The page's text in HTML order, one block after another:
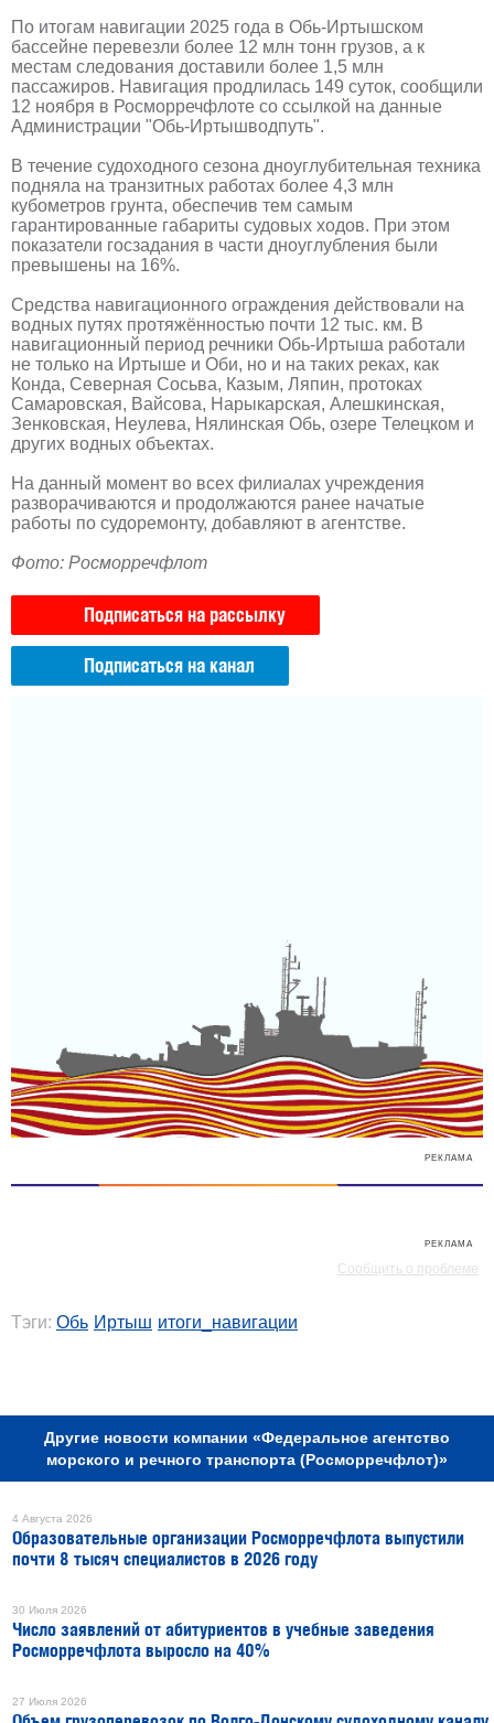
По итогам навигации 2025 года в Обь-Иртышском
бассейне перевезли более 12 млн тонн грузов, а к
местам следования доставили более 1,5 млн
пассажиров. Навигация продлилась 149 суток, сообщили
12 ноября в Росморречфлоте со ссылкой на данные
Администрации "Обь-Иртышводпуть".
В течение судоходного сезона дноуглубительная техника
подняла на транзитных работах более 4,3 млн
кубометров грунта, обеспечив тем самым
гарантированные габариты судовых ходов. При этом
показатели госзадания в части дноуглубления были
превышены на 16%.
Средства навигационного ограждения действовали на
водных путях протяжённостью почти 12 тыс. км. В
навигационный период речники Обь-Иртыша работали
не только на Иртыше и Оби, но и на таких реках, как
Конда, Северная Сосьва, Казым, Ляпин, протоках
Самаровская, Вайсова, Нарыкарская, Алешкинская,
Зенковская, Неулева, Нялинская Обь, озере Телецком и
других водных объектах.
На данный момент во всех филиалах учреждения
разворачиваются и продолжаются ранее начатые
работы по судоремонту, добавляют в агентстве.
Фото: Росморречфлот
Подписаться на рассылку
Подписаться на канал
РЕКЛАМА
РЕКЛАМА
Сообщить о проблеме
Тэги: Обь Иртыш итоги_навигации
Другие новости компании «Федеральное агентство
морского и речного транспорта (Росморречфлот)»
4 Августа 2026
Образовательные организации Росморречфлота выпустили
почти 8 тысяч специалистов в 2026 году
30 Июля 2026
Число заявлений от абитуриентов в учебные заведения
Росморречфлота выросло на 40%
27 Июля 2026